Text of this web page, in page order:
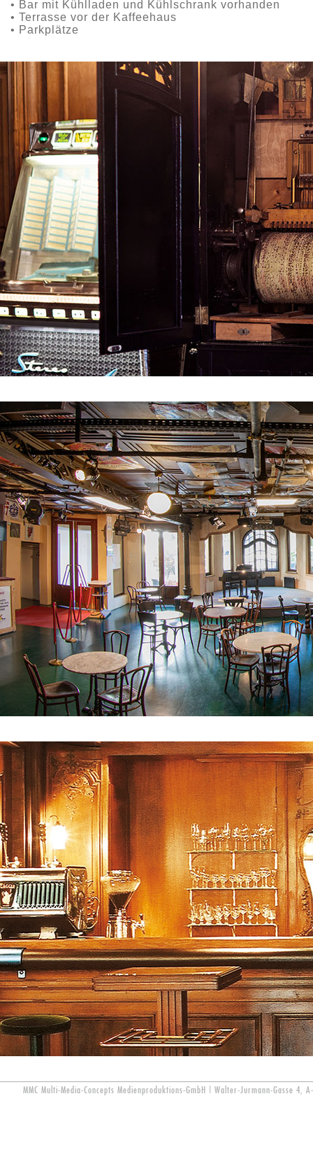
• Bar mit Kühlladen und Kühlschrank vorhanden
• Terrasse vor der Kaffeehaus
• Parkplätze
MMC Multi-Media-Concepts Medienproduktions-GmbH | Walter-Jurmann-Gasse 4,